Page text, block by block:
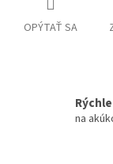
OPÝTAŤ SA
na